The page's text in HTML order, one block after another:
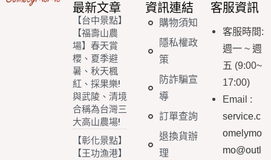
最新文章
【台中景點】
【福壽山農
場】春天賞
櫻、夏季避
暑、秋天楓
紅、採果樂!
與武陵、清境
合稱為台灣三
大高山農場!
【彰化景點】
【王功漁港】
資訊連結
購物須知
隱私權政
策
防詐騙宣
導
訂單查詢
退換貨辦
理
客服資訊
客服時間:
週一 ~ 週
五 (9:00~
17:00)
Email :
service.c
omelymo
mo@outl